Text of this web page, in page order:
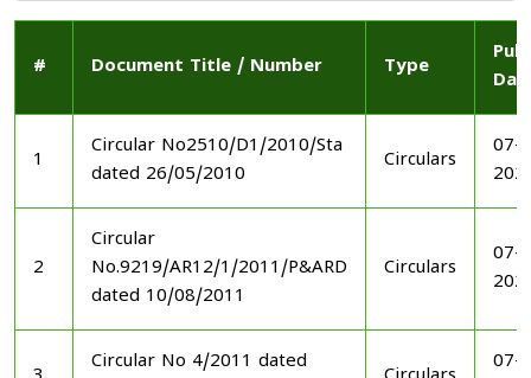
# Document Title / Number Type
1
Circular No2510/D1/2010/Sta
dated 26/05/2010
Circulars
07-
2
Circular
No.9219/AR12/1/2011/P&ARD
dated 10/08/2011
Circulars
07-
Circular No 4/2011 dated
07-